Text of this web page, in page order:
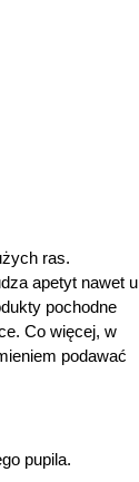
ras.
apetyt nawet u
pochodne
Co więcej, w
podawać
pupila.